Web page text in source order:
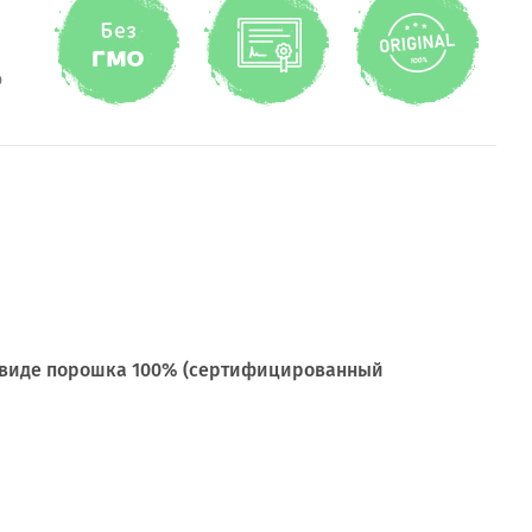
порошка 100% (сертифицированный